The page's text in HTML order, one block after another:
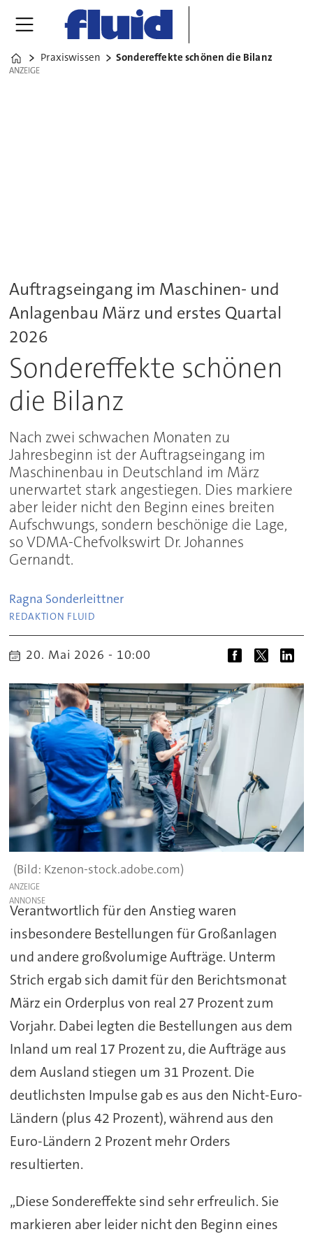
Home
Praxiswissen Sondereffekte schönen die Bilanz
ANZEIGE
ANZEIGE
Auftragseingang im Maschinen- und
Anlagenbau März und erstes Quartal
2026
Sondereffekte schönen
die Bilanz
Nach zwei schwachen Monaten zu
Jahresbeginn ist der Auftragseingang im
Maschinenbau in Deutschland im März
unerwartet stark angestiegen. Dies markiere
aber leider nicht den Beginn eines breiten
Aufschwungs, sondern beschönige die Lage,
so VDMA-Chefvolkswirt Dr. Johannes
Gernandt.
Ragna Sonderleittner
REDAKTION FLUID
20. Mai 2026 - 10:00
Kzenon-stock.adobe.com)
ANZEIGE
Verantwortlich für den Anstieg waren
insbesondere Bestellungen für Großanlagen
und andere großvolumige Aufträge. Unterm
Strich ergab sich damit für den Berichtsmonat
März ein Orderplus von real 27 Prozent zum
Vorjahr. Dabei legten die Bestellungen aus dem
Inland um real 17 Prozent zu, die Aufträge aus
dem Ausland stiegen um 31 Prozent. Die
deutlichsten Impulse gab es aus den Nicht-Euro-
Ländern (plus 42 Prozent), während aus den
Euro-Ländern 2 Prozent mehr Orders
resultierten.
„Diese Sondereffekte sind sehr erfreulich. Sie
markieren aber leider nicht den Beginn eines